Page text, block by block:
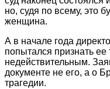
но, судя по всему, это
женщина.
А в начале года
попытался признать ее
недействительным.
документе не его, а о
трагедии.